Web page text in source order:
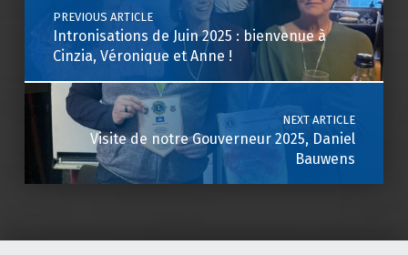
PREVIOUS ARTICLE
Intronisations de Juin 2025 : bienvenue à
Cinzia, Véronique et Anne !
NEXT ARTICLE
Visite de notre Gouverneur 2025, Daniel
Bauwens